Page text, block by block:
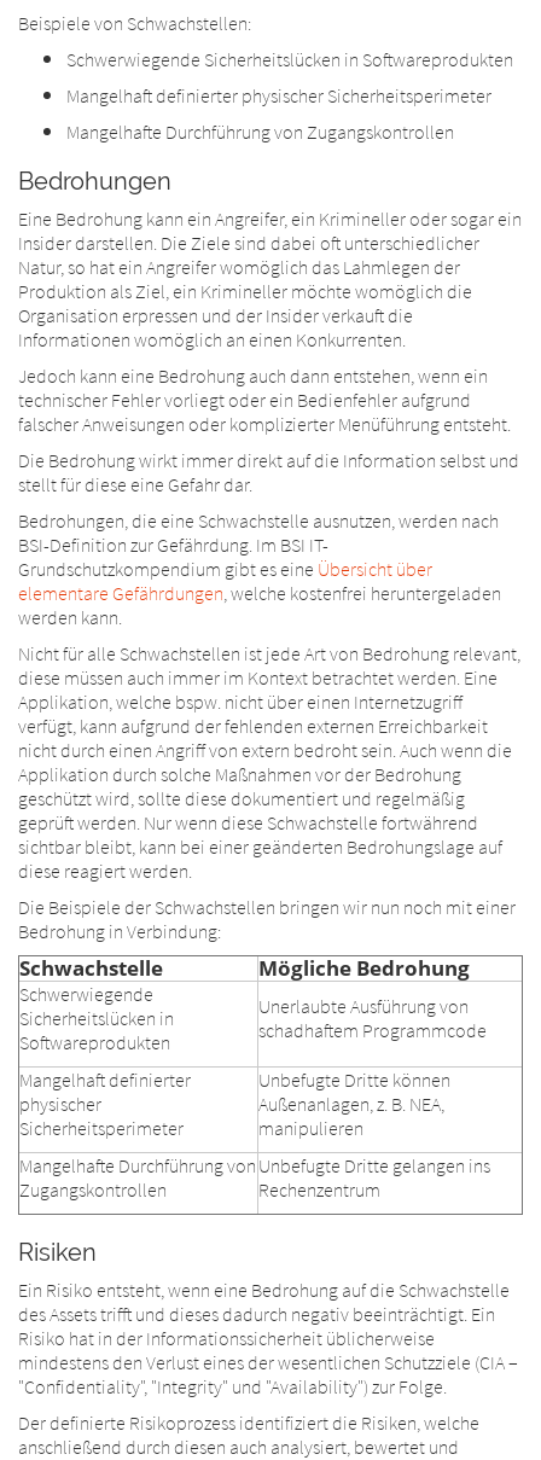
Beispiele von Schwachstellen:
Schwerwiegende Sicherheitslücken in Softwareprodukten
Mangelhaft definierter physischer Sicherheitsperimeter
Mangelhafte Durchführung von Zugangskontrollen
Bedrohungen
Eine Bedrohung kann ein Angreifer, ein Krimineller oder sogar ein
Insider darstellen. Die Ziele sind dabei oft unterschiedlicher
Natur, so hat ein Angreifer womöglich das Lahmlegen der
Produktion als Ziel, ein Krimineller möchte womöglich die
Organisation erpressen und der Insider verkauft die
Informationen womöglich an einen Konkurrenten.
Jedoch kann eine Bedrohung auch dann entstehen, wenn ein
technischer Fehler vorliegt oder ein Bedienfehler aufgrund
falscher Anweisungen oder komplizierter Menüführung entsteht.
Die Bedrohung wirkt immer direkt auf die Information selbst und
stellt für diese eine Gefahr dar.
Bedrohungen, die eine Schwachstelle ausnutzen, werden nach
BSI-Definition zur Gefährdung. Im BSI IT-
Grundschutzkompendium gibt es eine Übersicht über
elementare Gefährdungen, welche kostenfrei heruntergeladen
werden kann.
Nicht für alle Schwachstellen ist jede Art von Bedrohung relevant,
diese müssen auch immer im Kontext betrachtet werden. Eine
Applikation, welche bspw. nicht über einen Internetzugriff
verfügt, kann aufgrund der fehlenden externen Erreichbarkeit
nicht durch einen Angriff von extern bedroht sein. Auch wenn die
Applikation durch solche Maßnahmen vor der Bedrohung
geschützt wird, sollte diese dokumentiert und regelmäßig
geprüft werden. Nur wenn diese Schwachstelle fortwährend
sichtbar bleibt, kann bei einer geänderten Bedrohungslage auf
diese reagiert werden.
Die Beispiele der Schwachstellen bringen wir nun noch mit einer
Bedrohung in Verbindung:
Schwachstelle Mögliche Bedrohung
Schwerwiegende
Sicherheitslücken in
Softwareprodukten
Unerlaubte Ausführung von
schadhaftem Programmcode
Mangelhaft definierter
physischer
Sicherheitsperimeter
Unbefugte Dritte können
Außenanlagen, z. B. NEA,
manipulieren
Mangelhafte Durchführung von
Zugangskontrollen
Unbefugte Dritte gelangen ins
Rechenzentrum
Risiken
Ein Risiko entsteht, wenn eine Bedrohung auf die Schwachstelle
des Assets trifft und dieses dadurch negativ beeinträchtigt. Ein
Risiko hat in der Informationssicherheit üblicherweise
mindestens den Verlust eines der wesentlichen Schutzziele (CIA –
"Confidentiality", "Integrity" und "Availability") zur Folge.
Der definierte Risikoprozess identifiziert die Risiken, welche
anschließend durch diesen auch analysiert, bewertet und